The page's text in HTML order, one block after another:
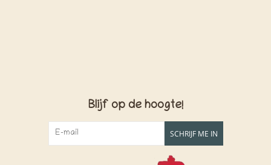
Blijf op de hoogte!
SCHRIJF ME IN